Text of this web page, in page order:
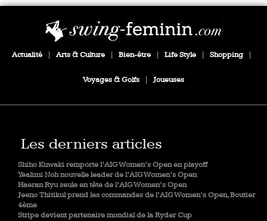
Actualité Arts & Culture Bien-être Life Style Shopping
Voyages & Golfs Joueuses
Les derniers articles
Shiho Kuwaki remporte l’AIG Women’s Open en playoff
Yealimi Noh nouvelle leader de l’AIG Women’s Open
Haeran Ryu seule en tête de l’AIG Women’s Open
Jeeno Thitikul prend les commandes de l’AIG Women’s Open, Boutier
4ème
Stripe devient partenaire mondial de la Ryder Cup